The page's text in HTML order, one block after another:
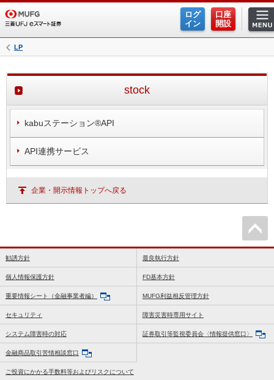
ログ
イン
口座
開設
LP
stock
kabuステーション®API
API連携サービス
企業・開示情報トップへ戻る
勧誘方針 最良執行方針
個人情報保護方針 FD基本方針
重要情報シート（金融事業者編） MUFG利益相反管理方針
セキュリティ 障害災害時専用サイト
システム障害時の対応 証券取引等監視委員会〈情報提供窓口〉
金融商品取引苦情相談窓口
ご投資にかかる手数料等およびリスクについて